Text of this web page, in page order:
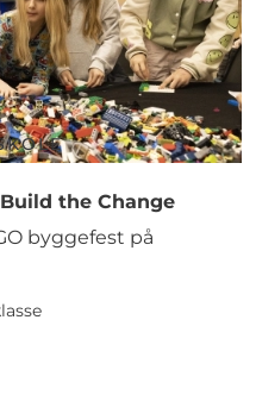
the Change
byggefest på